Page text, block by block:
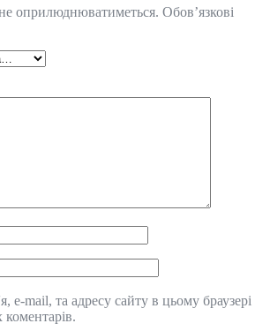
оприлюднюватиметься. Обов’язкові
e-mail, та адресу сайту в цьому браузері